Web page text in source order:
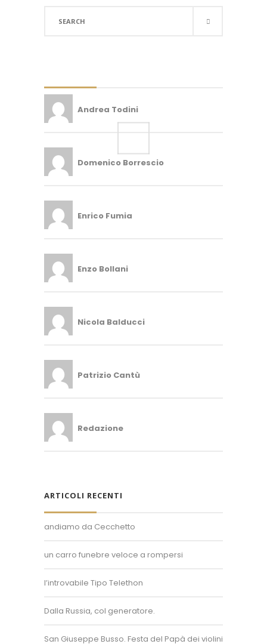
Andrea Todini
Domenico Borrescio
Enrico Fumia
Enzo Bollani
Nicola Balducci
Patrizio Cantù
Redazione
ARTICOLI RECENTI
andiamo da Cecchetto
un carro funebre veloce a rompersi
l’introvabile Tipo Telethon
Dalla Russia, col generatore.
San Giuseppe Busso. Festa del Papà dei violini
Superposter® è un marchio registrato.
info@superposter.tv